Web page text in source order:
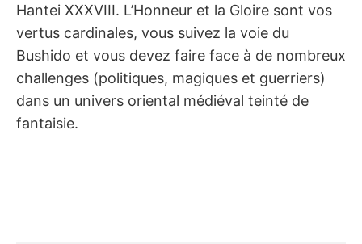
Hantei XXXVIII. L’Honneur et la Gloire sont vos
vertus cardinales, vous suivez la voie du
Bushido et vous devez faire face à de nombreux
challenges (politiques, magiques et guerriers)
dans un univers oriental médiéval teinté de
fantaisie.